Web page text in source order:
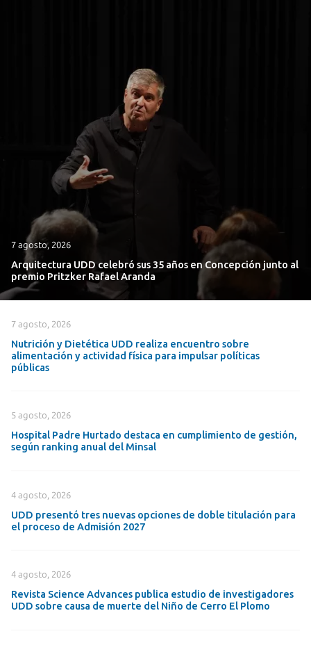
7 agosto, 2026
Arquitectura UDD celebró sus 35 años en Concepción junto al
premio Pritzker Rafael Aranda
7 agosto, 2026
Nutrición y Dietética UDD realiza encuentro sobre
alimentación y actividad física para impulsar políticas
públicas
5 agosto, 2026
Hospital Padre Hurtado destaca en cumplimiento de gestión,
según ranking anual del Minsal
4 agosto, 2026
UDD presentó tres nuevas opciones de doble titulación para
el proceso de Admisión 2027
4 agosto, 2026
Revista Science Advances publica estudio de investigadores
UDD sobre causa de muerte del Niño de Cerro El Plomo